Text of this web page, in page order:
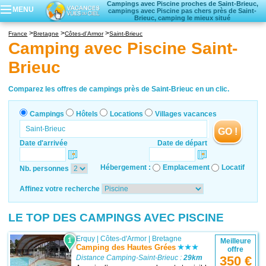
MENU
Campings avec Piscine proches de Saint-Brieuc,
campings avec Piscine pas chers près de Saint-
Brieuc, camping le mieux situé
Hôtels
Locations vacances
France Bretagne Côtes-d'Armor Saint-Brieuc
Camping avec Piscine Saint-
Brieuc
Comparez les offres de campings près de Saint-Brieuc en un clic.
Campings Hôtels Locations Villages vacances
Date d'arrivée Date de départ
GO !
Nb. personnes Hébergement : Emplacement Locatif
Affinez votre recherche
LE TOP DES CAMPINGS AVEC PISCINE
1 Erquy |Côtes-d'Armor | Bretagne
Camping des Hautes Grées
Distance Camping-Saint-Brieuc :29km
Meilleure
offre
350 €